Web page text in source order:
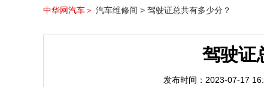
中华网汽车＞ 汽车维修间 > 驾驶证总共有多少分？
驾驶证
发布时间：2023-07-17